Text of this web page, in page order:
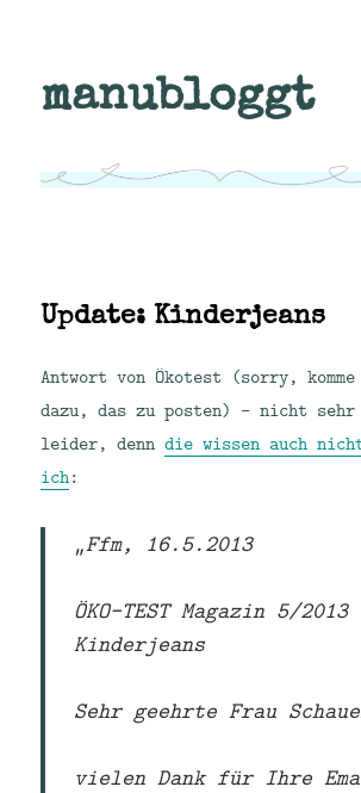
manubloggt
Update: Kinderjeans
Antwort von Ökotest (sorry,
dazu, das zu posten) – nicht
leider, denndie wissen auch
ich:
„Ffm, 16.5.2013
ÖKO-TEST Magazin 5/2013
Kinderjeans
Sehr geehrte Frau
vielen Dank für Ihre